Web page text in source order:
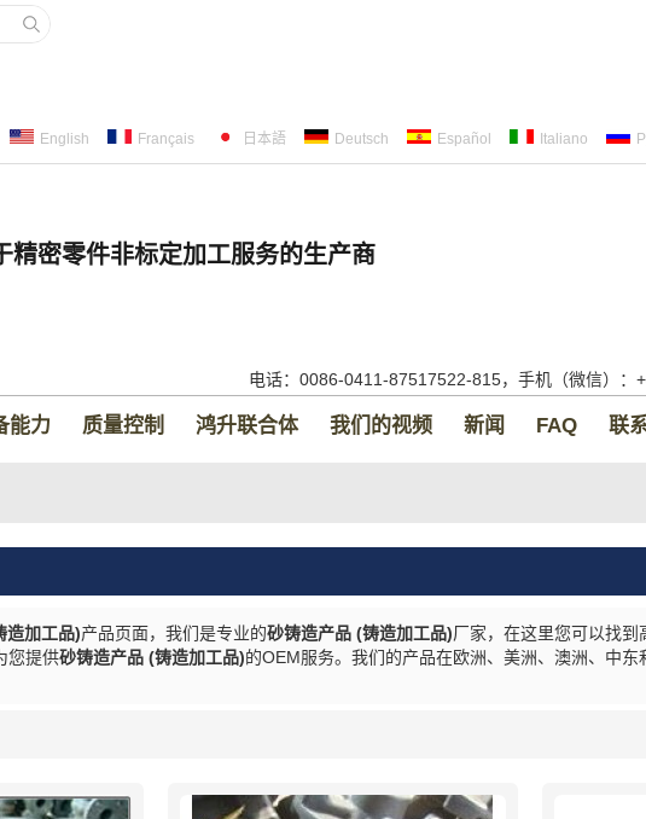
English Français 日本語 Deutsch Español Italiano
精密零件非标定加工服务的生产商
电话：0086-0411-87517522-815，手机（微信）：
能力 质量控制 鸿升联合体 我们的视频 新闻 FAQ 联
造加工品)产品页面，我们是专业的砂铸造产品 (铸造加工品)厂家，在这里您可以找到
您提供砂铸造产品 (铸造加工品)的OEM服务。我们的产品在欧洲、美洲、澳洲、中